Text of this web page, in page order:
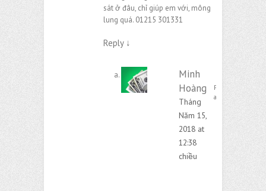
sát ở đâu, chỉ giúp em với, mông
lung quá. 01215 301331
Reply ↓
Minh
Hoàng
Post
author
Tháng
Năm 15,
2018 at
12:38
chiều